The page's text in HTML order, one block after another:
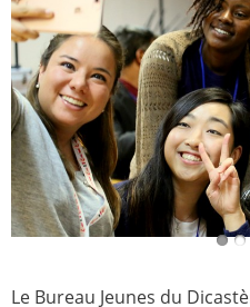
Le Bureau Jeunes du